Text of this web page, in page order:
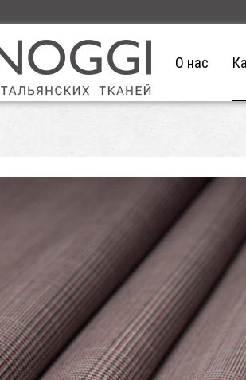
О нас